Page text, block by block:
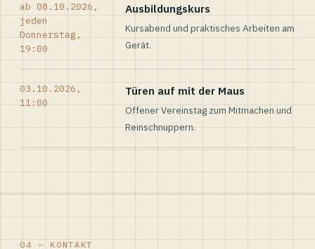
ab 08.10.2026,
jeden
Donnerstag,
19:00
Ausbildungskurs
Kursabend und praktisches Arbeiten am
Gerät.
03.10.2026,
11:00
Türen auf mit der Maus
Offener Vereinstag zum Mitmachen und
Reinschnuppern.
04 — KONTAKT